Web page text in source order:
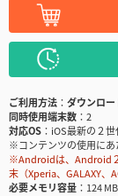
ご利用方法
ダウンロー
同時使用端末数
2
対応OS
iOS最新の２
※コンテンツの使用に
※Androidは、Android
末（Xperia、GALAXY、
必要メモリ容量
124